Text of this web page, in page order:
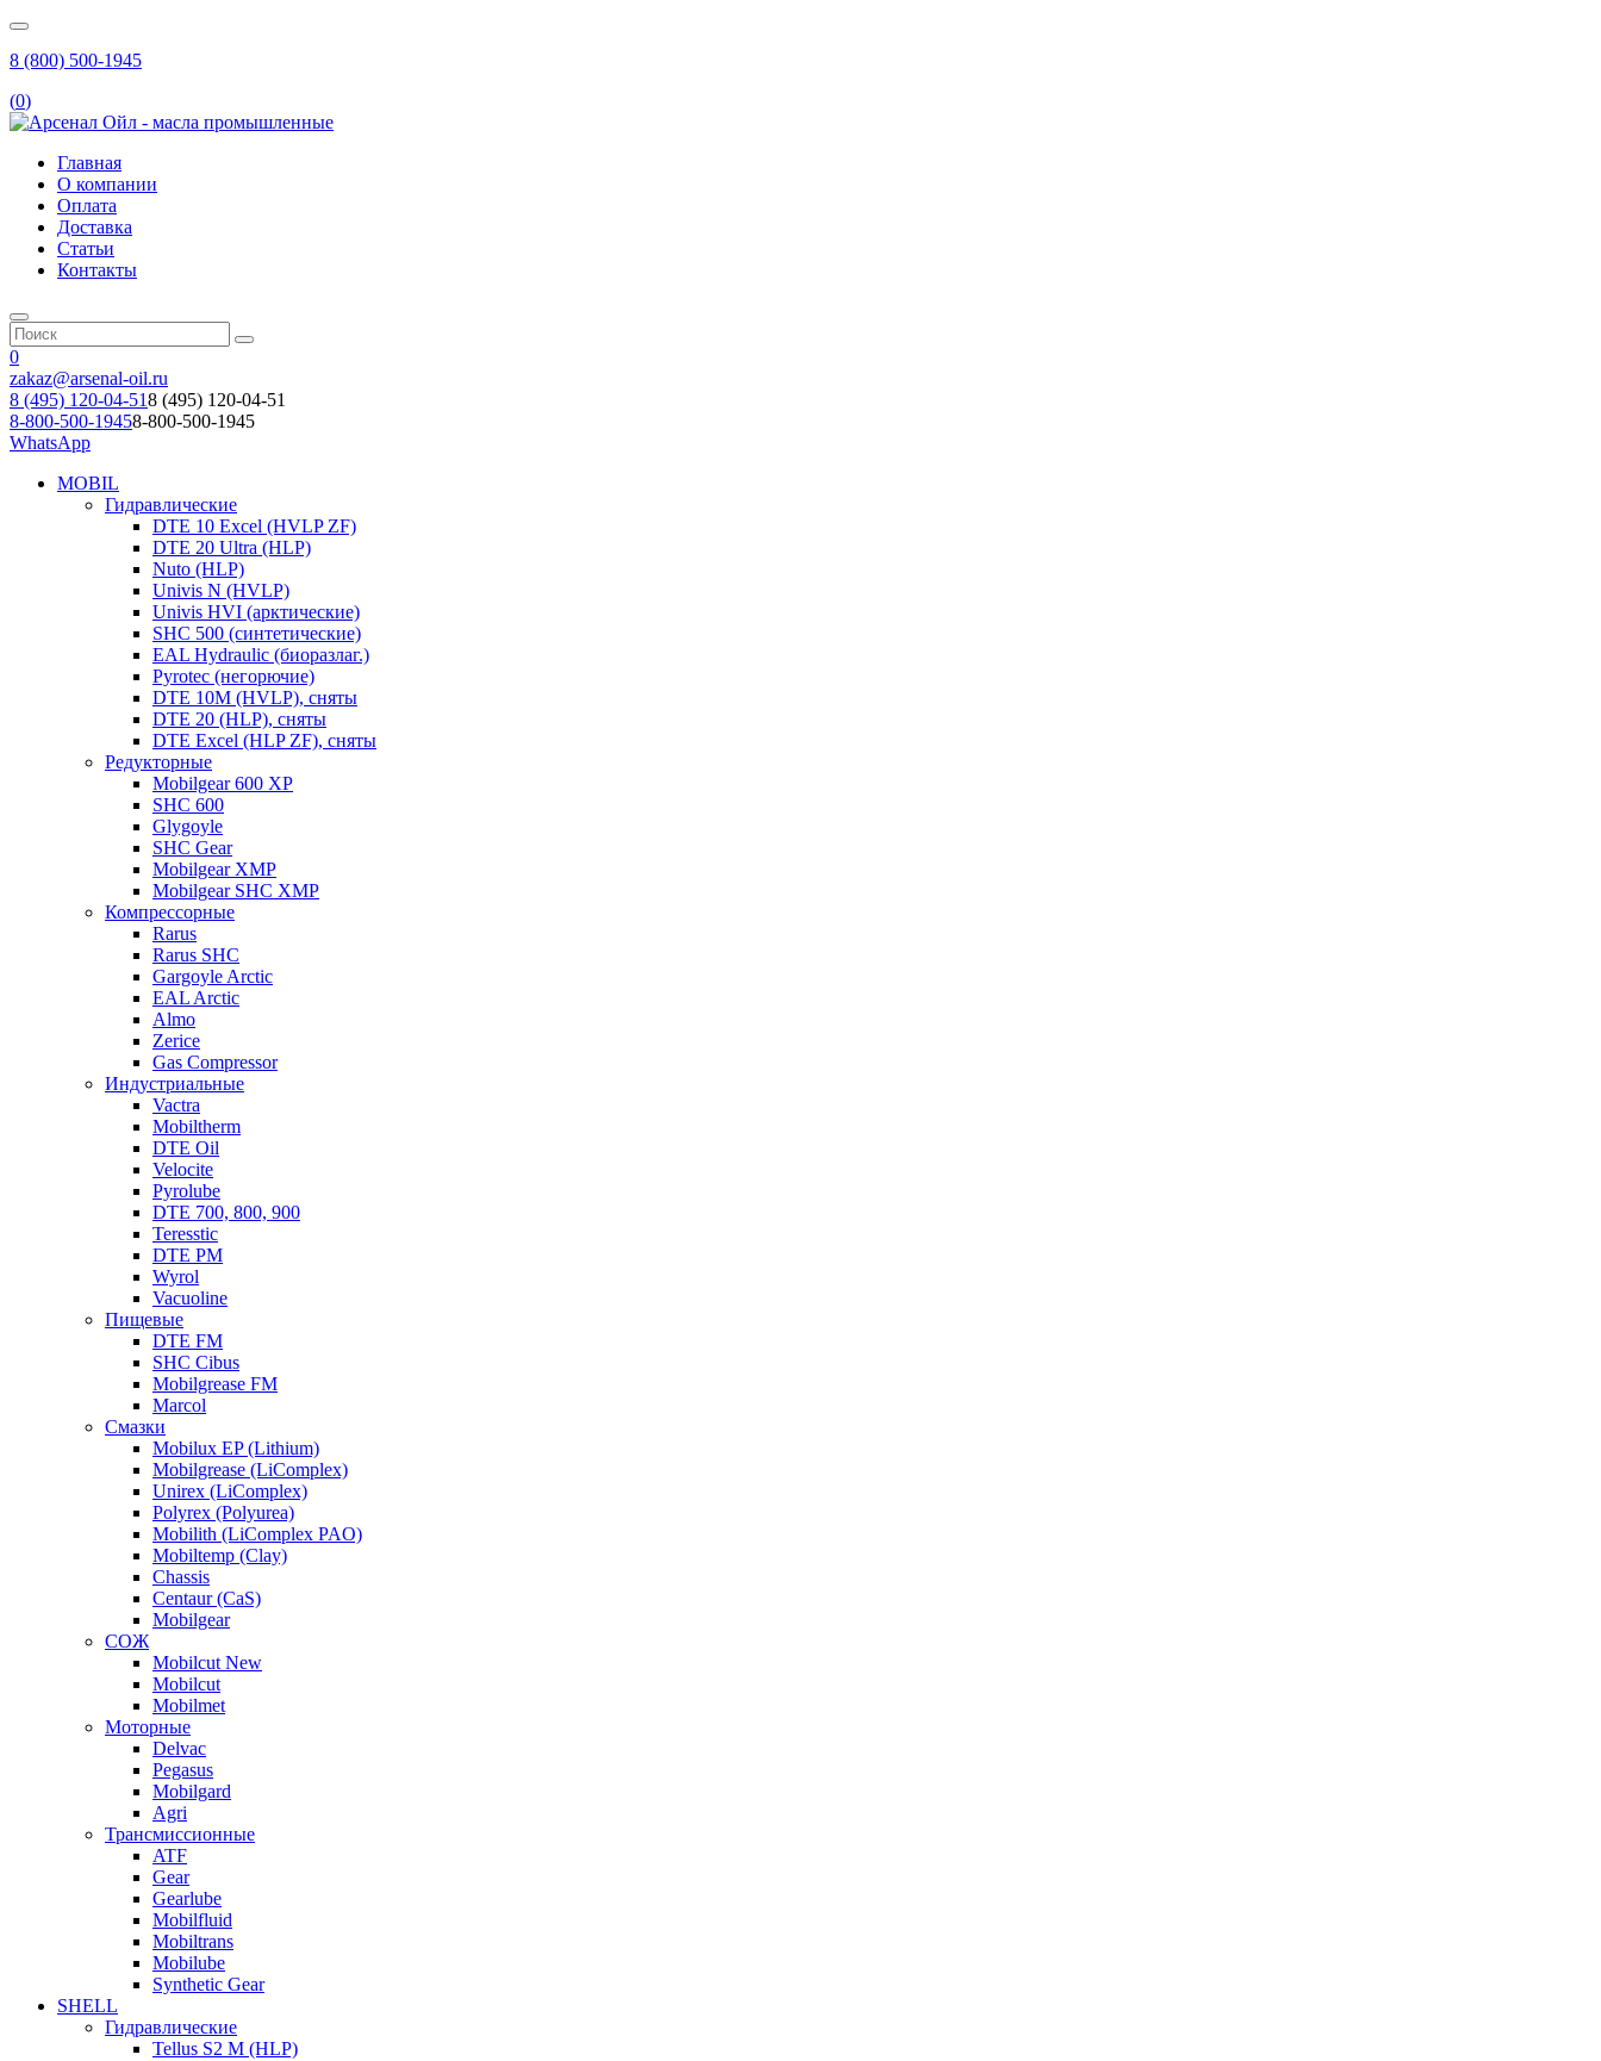
8 (800) 500-1945
(0)
Главная
О компании
Оплата
Доставка
Статьи
Контакты
0
zakaz@arsenal-oil.ru
8 (495) 120-04-518 (495) 120-04-51
8-800-500-19458-800-500-1945
WhatsApp
MOBIL
Гидравлические
DTE 10 Excel (HVLP ZF)
DTE 20 Ultra (HLP)
Nuto (HLP)
Univis N (HVLP)
Univis HVI (арктические)
SHC 500 (синтетические)
EAL Hydraulic (биоразлаг.)
Pyrotec (негорючие)
DTE 10M (HVLP), сняты
DTE 20 (HLP), сняты
DTE Excel (HLP ZF), сняты
Редукторные
Mobilgear 600 XP
SHC 600
Glygoyle
SHC Gear
Mobilgear XMP
Mobilgear SHC XMP
Компрессорные
Rarus
Rarus SHC
Gargoyle Arctic
EAL Arctic
Almo
Zerice
Gas Compressor
Индустриальные
Vactra
Mobiltherm
DTE Oil
Velocite
Pyrolube
DTE 700, 800, 900
Teresstic
DTE PM
Wyrol
Vacuoline
Пищевые
DTE FM
SHC Cibus
Mobilgrease FM
Marcol
Смазки
Mobilux EP (Lithium)
Mobilgrease (LiComplex)
Unirex (LiComplex)
Polyrex (Polyurea)
Mobilith (LiComplex PAO)
Mobiltemp (Clay)
Chassis
Centaur (CaS)
Mobilgear
СОЖ
Mobilcut New
Mobilcut
Mobilmet
Моторные
Delvac
Pegasus
Mobilgard
Agri
Трансмиссионные
ATF
Gear
Gearlube
Mobilfluid
Mobiltrans
Mobilube
Synthetic Gear
SHELL
Гидравлические
Tellus S2 M (HLP)